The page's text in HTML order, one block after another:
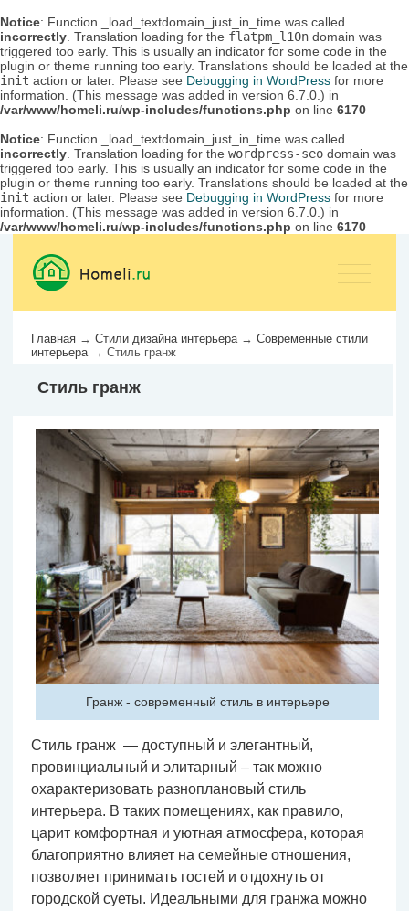
Notice: Function _load_textdomain_just_in_time was called
incorrectly . Translation loading for the flatpm_l10n domain was
triggered too early. This is usually an indicator for some code in the
plugin or theme running too early. Translations should be loaded at the
init action or later. Please see Debugging in WordPress for more
information. (This message was added in version 6.7.0.) in
/var/www/homeli.ru/wp-includes/functions.php on line 6170
Notice: Function _load_textdomain_just_in_time was called
incorrectly . Translation loading for the wordpress-seo domain was
triggered too early. This is usually an indicator for some code in the
plugin or theme running too early. Translations should be loaded at the
init action or later. Please see Debugging in WordPress for more
information. (This message was added in version 6.7.0.) in
/var/www/homeli.ru/wp-includes/functions.php on line 6170
Главная → Стили дизайна интерьера → Современные стили
интерьера → Стиль гранж
Стиль гранж
Гранж - современный стиль в интерьере
Стиль гранж — доступный и элегантный,
провинциальный и элитарный – так можно
охарактеризовать разноплановый стиль
интерьера. В таких помещениях, как правило,
царит комфортная и уютная атмосфера, которая
благоприятно влияет на семейные отношения,
позволяет принимать гостей и отдохнуть от
городской суеты. Идеальными для гранжа можно